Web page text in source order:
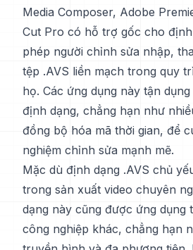
Media Composer, Adobe
Cut Pro có hỗ trợ gốc cho
phép người chỉnh sửa nhập,
tệp .AVS liền mạch trong quy
họ. Các ứng dụng này tận
định dạng, chẳng hạn như
đồng bộ hóa mã thời gian, để
nghiệm chỉnh sửa mạnh mẽ.
Mặc dù định dạng .AVS chủ
trong sản xuất video chuyên
dạng này cũng được ứng dụng
công nghiệp khác, chẳng hạn